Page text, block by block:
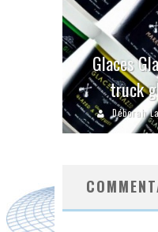
Glaces
truck
Déborah